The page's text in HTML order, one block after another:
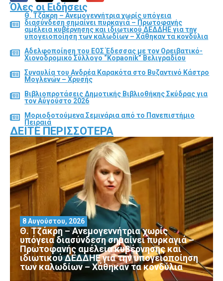
Όλες οι Ειδήσεις
Θ. Τζάκρη – Ανεμογεννήτρια χωρίς υπόγεια
διασύνδεση σημαίνει πυρκαγιά – Πρωτοφανής
αμέλεια κυβέρνησης και ιδιωτικού ΔΕΔΔΗΕ για την
υπογειοποίηση των καλωδίων – Χάθηκαν τα κονδύλια
Αδελφοποίηση του ΕΟΣ Έδεσσας με τον Ορειβατικό-
Χιονοδρομικό Σύλλογο “Kopaonik” Βελιγραδίου
Συναυλία του Ανδρέα Καρακότα στο Βυζαντινό Κάστρο
Μογλενών – Χρυσής
Βιβλιοπροτάσεις Δημοτικής Βιβλιοθήκης Σκύδρας για
τον Αύγούστο 2026
Μοριοδοτούμενα Σεμινάρια από το Πανεπιστήμιο
Πειραιά
ΔΕΊΤΕ ΠΕΡΙΣΣΌΤΕΡΑ
Θ. Τζάκρη – Ανεμογεννήτρια χωρίς
υπόγεια διασύνδεση σημαίνει πυρκαγιά –
Πρωτοφανής αμέλεια κυβέρνησης και
ιδιωτικού ΔΕΔΔΗΕ για την υπογειοποίηση
των καλωδίων – Χάθηκαν τα κονδύλια
8 Αυγούστου, 2026